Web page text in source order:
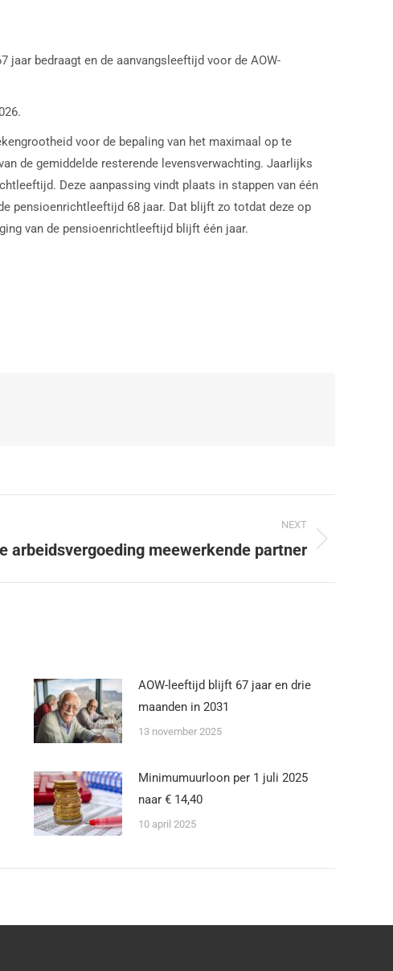
bedraagt en de aanvangsleeftijd voor de AOW-
voor de bepaling van het maximaal op te
de gemiddelde resterende levensverwachting. Jaarlijks
Deze aanpassing vindt plaats in stappen van één
pensioenrichtleeftijd 68 jaar. Dat blijft zo totdat deze op
van de pensioenrichtleeftijd blijft één jaar.
NEXT
arbeidsvergoeding meewerkende partner
AOW-leeftijd blijft 67 jaar en drie
maanden in 2031
13 november 2025
Minimumuurloon per 1 juli 2025
naar € 14,40
10 april 2025